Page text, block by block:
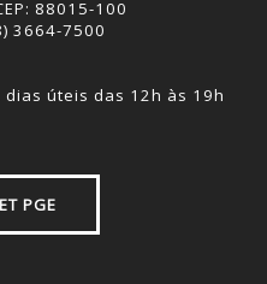
88015-100
3664-7500
dias úteis das 12h às 19h
PGE